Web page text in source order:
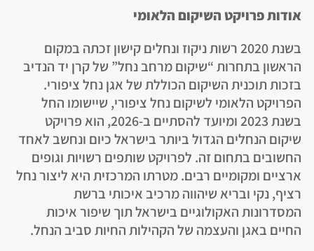
אודות פרויקט השיקום הלאומי
בשנת 2020 רשות ניקוז ונחלים קישון זכתה במקום
הראשון בתחרות “שיקום מרחב נחל” של קרן יד הנדיב
בזכות תוכנית השיקום הכוללת של אגן נחל ציפורי.
הפרויקט הלאומי לשיקום נחל ציפורי, שיישומו החל
בשנת 2023 ומיועד להסתיים ב-2026, הוא פרויקט
שיקום הנחלים הגדול ביותר בישראל כיום ונחשב לאחד
החשובים בתחום זה. לפרויקט שותפים רשויות וגופים
ארציים ומקומיים רבים. מטרתו המרכזית היא ליצור נחל
רציף, נקי ובריא שיהווה מרכיב איכותי ברשת
המסדרונות האקולוגיים בישראל תוך שיפור איכות
החיים באגן והעצמה של הקהילות החיות סביב הנחל.